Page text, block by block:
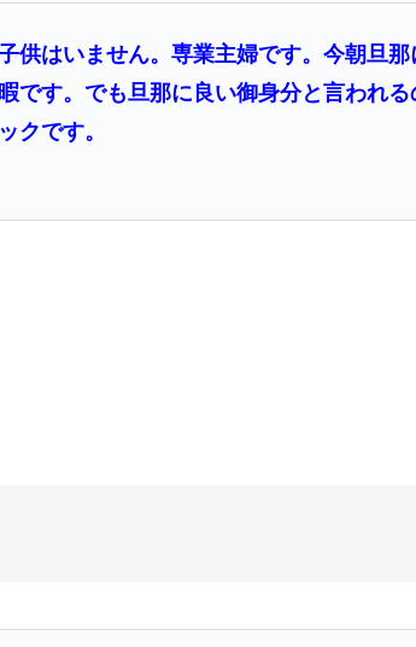
供はいません。専業主婦です。今朝旦那
です。でも旦那に良い御身分と言われる
クです。